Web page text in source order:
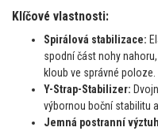
Klíčové vlastnosti:
Spirálová stabilizace:
spodní část nohy
kloub ve správné poloze.
Y-Strap-Stabilizer:
výbornou boční stabilitu
Jemná postranní